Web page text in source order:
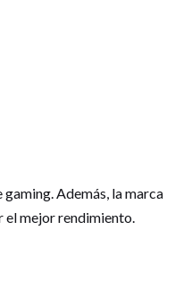
Además, la marca
mejor rendimiento.